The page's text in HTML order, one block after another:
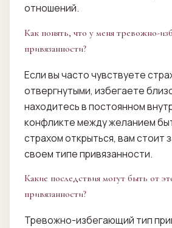
отношений.
Как понять, что у меня тревожно-
привязанности?
Если вы часто чувствуете
отвергнутыми, избегаете
находитесь в постоянном
конфликте между желанием
страхом открыться, вам стоит
своем типе привязанности.
Какие последствия могут быть от
привязанности?
Тревожно-избегающий тип